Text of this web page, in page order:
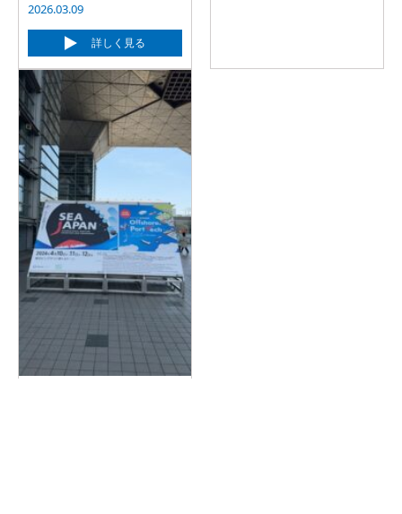
2026.03.09
詳しく見る